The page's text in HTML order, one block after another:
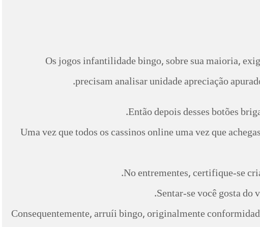
Os jogos infantilidade bingo, sobre sua maioria,
precisam analisar unidade apreciação
Então depois desses botões
Uma vez que todos os cassinos online uma vez que
No entrementes, certifique-se
Sentar-se você gosta do
Consequentemente, arruíi bingo, originalmente